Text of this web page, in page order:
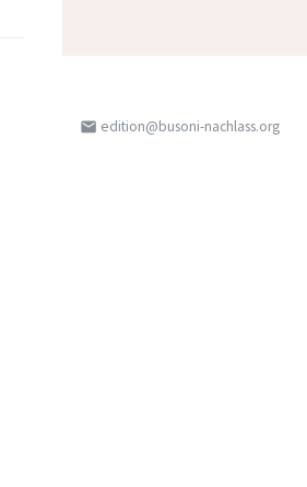
email edition@busoni-nachlass.org